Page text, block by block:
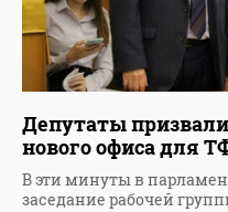
Депутаты
нового офиса для
В эти минуты в
заседание рабочей